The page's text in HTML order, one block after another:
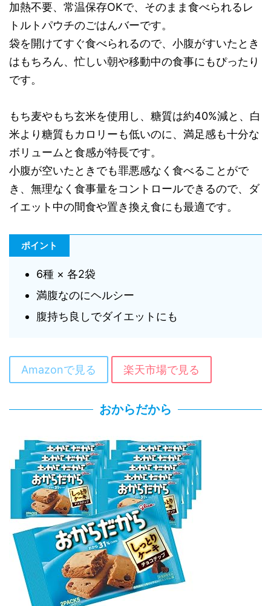
加熱不要、常温保存OKで、そのまま食べられるレ
トルトパウチのごはんバーです。
袋を開けてすぐ食べられるので、小腹がすいたとき
はもちろん、忙しい朝や移動中の食事にもぴったり
です。
もち麦やもち玄米を使用し、糖質は約40%減と、白
米より糖質もカロリーも低いのに、満足感も十分な
ボリュームと食感が特長です。
小腹が空いたときでも罪悪感なく食べることがで
き、無理なく食事量をコントロールできるので、ダ
イエット中の間食や置き換え食にも最適です。
ポイント
6種 × 各2袋
満腹なのにヘルシー
腹持ち良しでダイエットにも
Amazonで見る 楽天市場で見る
おからだから